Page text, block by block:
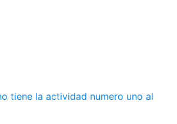
tiene la actividad numero uno al